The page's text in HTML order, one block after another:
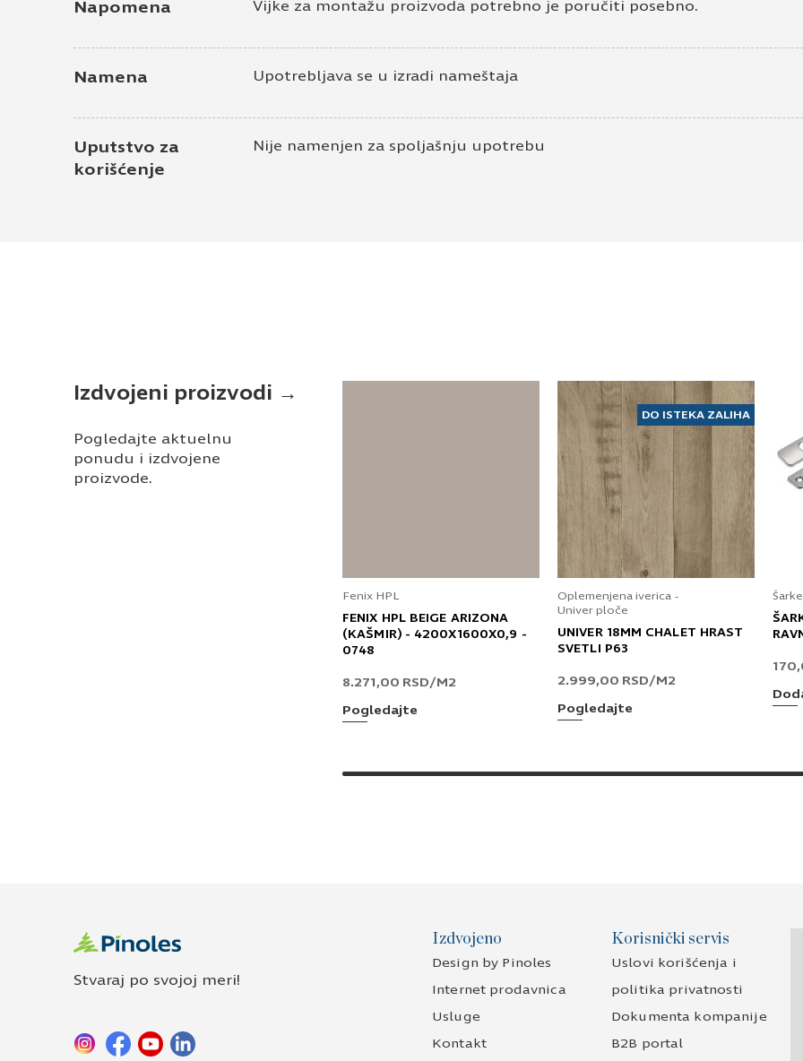
Napomena Vijke za montažu proizvoda potrebno je poručiti posebno.
Namena Upotrebljava se u izradi nameštaja
Uputstvo za
korišćenje
Nije namenjen za spoljašnju upotrebu
Izdvojeni proizvodi →
Pogledajte aktuelnu
ponudu i izdvojene
proizvode.
Fenix HPL
FENIX HPL BEIGE ARIZONA
(KAŠMIR) - 4200X1600X0,9 -
0748
8.271,00 RSD/M2
Pogledajte
DO ISTEKA ZALIHA
Oplemenjena iverica -
Univer ploče
UNIVER 18MM CHALET HRAST
SVETLI P63
2.999,00 RSD/M2
Pogledajte
Stvaraj po svojoj meri!
Izdvojeno
Design by Pinoles
Internet prodavnica
Usluge
Kontakt
Korisnički servis
Uslovi korišćenja i
politika privatnosti
Dokumenta kompanije
B2B portal